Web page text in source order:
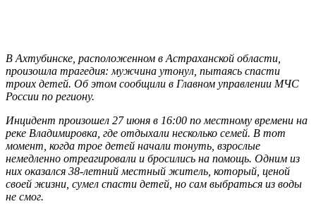
В Ахтубинске, расположенном в Астраханской области,
произошла трагедия: мужчина утонул, пытаясь спасти
троих детей. Об этом сообщили в Главном управлении МЧС
России по региону.
Инцидент произошел 27 июня в 16:00 по местному времени на
реке Владимировка, где отдыхали несколько семей. В тот
момент, когда трое детей начали тонуть, взрослые
немедленно отреагировали и бросились на помощь. Одним из
них оказался 38-летний местный житель, который, ценой
своей жизни, сумел спасти детей, но сам выбраться из воды
не смог.